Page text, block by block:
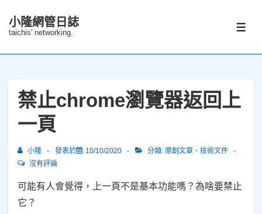
Skip
Main
小隆網管日誌
taichis' networking.
選
禁止chrome瀏覽器返回上
一頁
小隆 發表於 10/10/2020 分類: 原創文章 、 技術文件
沒有評論
可能有人會覺得，上一頁不是基本功能嗎？為啥要禁止
它？